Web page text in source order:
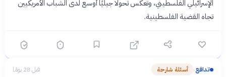
الإسرائيلي الفلسطيني، وتعكس تحولًا جيليًا أوسع لدى الشباب الأمريكيين
تجاه القضية الفلسطينية.
تدافع› أسئلة شارحة قبل 28 يومًا